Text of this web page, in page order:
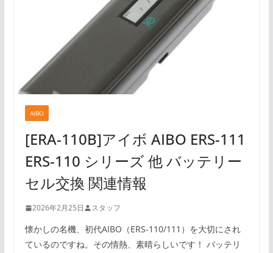
AIBO
[ERA-110B]アイボ AIBO ERS-111
ERS-110 シリーズ 他 バッテリー
セル交換 関連情報
2026年2月25日 スタッフ
懐かしの名機、初代AIBO（ERS-110/111）を大切にされ
ているのですね。その情熱、素晴らしいです！ バッテリ